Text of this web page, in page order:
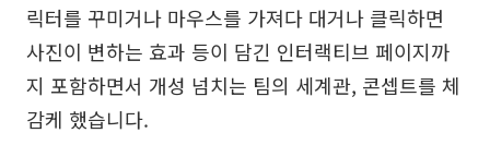
릭터를 꾸미거나 마우스를 가져다 대거나 클릭하면
사진이 변하는 효과 등이 담긴 인터랙티브 페이지까
지 포함하면서 개성 넘치는 팀의 세계관, 콘셉트를 체
감케 했습니다.